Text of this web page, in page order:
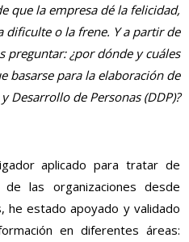
que la empresa dé la felicidad,
dificulte o la frene. Y a partir de
preguntar: ¿por dónde y cuáles
basarse para la elaboración de
Desarrollo de Personas (DDP)?
aplicado para tratar de
las organizaciones desde
he estado apoyado y validado
en diferentes áreas: